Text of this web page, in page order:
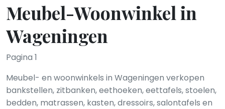
Meubel-Woonwinkel in
Wageningen
Pagina 1
Meubel- en woonwinkels in Wageningen verkopen
bankstellen, zitbanken, eethoeken, eettafels, stoelen,
bedden, matrassen, kasten, dressoirs, salontafels en